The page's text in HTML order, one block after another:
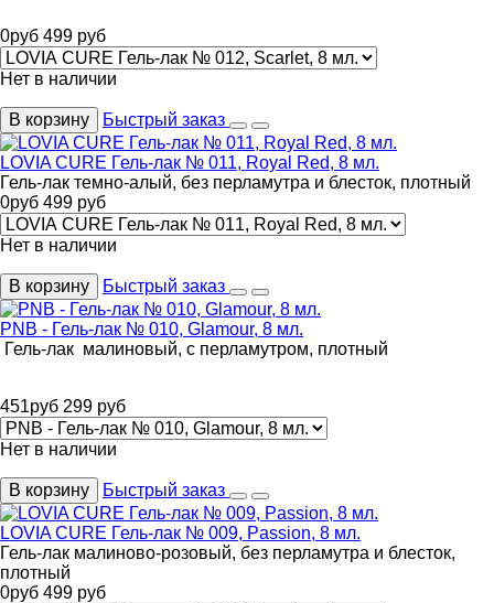
0руб 499 руб
Нет в наличии
В корзину Быстрый заказ
LOVIA CURE Гель-лак № 011, Royal Red, 8 мл.
Гель-лак темно-алый, без перламутра и блесток, плотный
0руб 499 руб
Нет в наличии
В корзину Быстрый заказ
PNB - Гель-лак № 010, Glamour, 8 мл.
Гель-лак малиновый, с перламутром, плотный
451руб 299 руб
Нет в наличии
В корзину Быстрый заказ
LOVIA CURE Гель-лак № 009, Passion, 8 мл.
Гель-лак малиново-розовый, без перламутра и блесток,
плотный
0руб 499 руб